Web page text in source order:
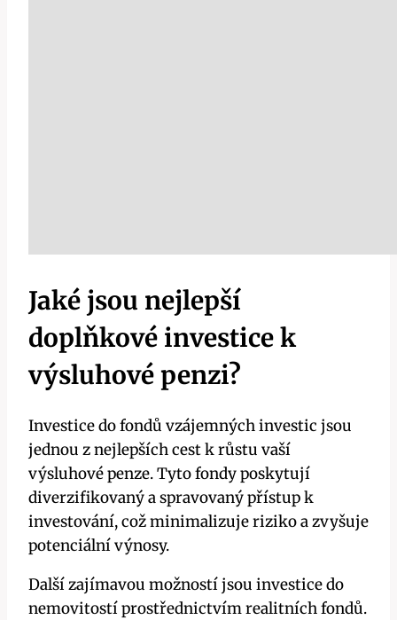
Jaké jsou nejlepší
doplňkové investice k
výsluhové penzi?
Investice do fondů vzájemných investic jsou
jednou z nejlepších cest k růstu vaší
výsluhové penze. Tyto fondy poskytují
diverzifikovaný a spravovaný přístup k
investování, což minimalizuje riziko a zvyšuje
potenciální výnosy.
Další zajímavou možností jsou investice do
nemovitostí prostřednictvím realitních fondů.